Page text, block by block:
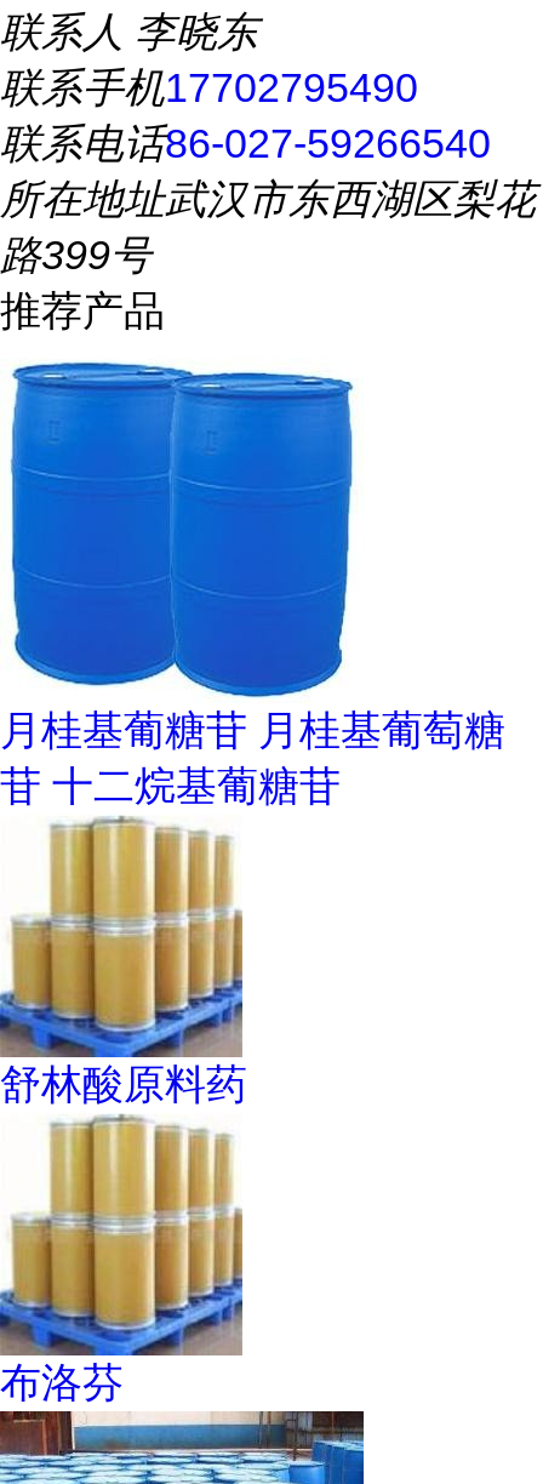
联系人 李晓东
联系手机17702795490
联系电话86-027-59266540
所在地址武汉市东西湖区梨花
路399号
推荐产品
月桂基葡糖苷 月桂基葡萄糖
苷 十二烷基葡糖苷
舒林酸原料药
布洛芬